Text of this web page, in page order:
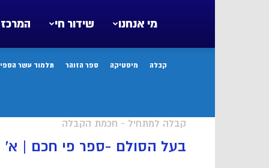
המרכז שידור חי מי אנחנו
קבלה מיסטיקה ספר הזוהר תלמוד עשר
קבלה למתחיל - חכמת הקבלה
בעל הסולם -ספר פי חכם | א’